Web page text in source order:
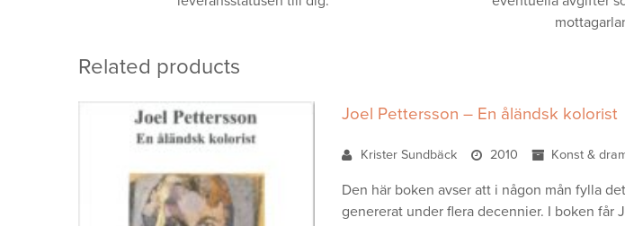
Related products
Joel Pettersson – En åländsk kolorist
Krister Sundbäck 2010 Konst &
Den här boken avser att i någon mån fylla
genererat under flera decennier. I boken får